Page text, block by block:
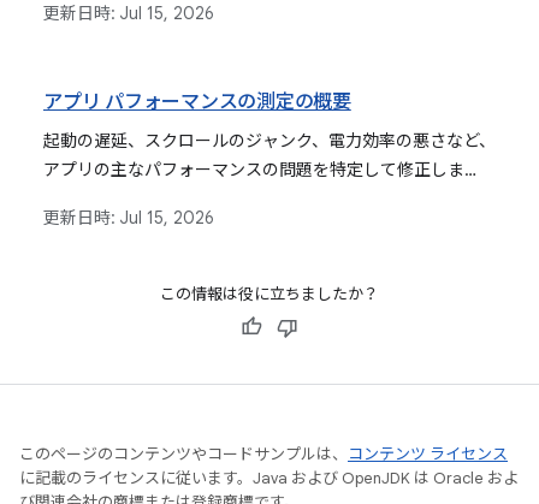
いて説明します。各指標の測定対象と、結果の解釈方法につ
更新日時: Jul 15, 2026
アプリ パフォーマンスの測定の概要
起動の遅延、スクロールのジャンク、電力効率の悪さなど、
アプリの主なパフォーマンスの問題を特定して修正しま
更新日時: Jul 15, 2026
この情報は役に立ちましたか？
このページのコンテンツやコードサンプルは、
コンテンツ ライセンス
に記載のライセンスに従います。Java および OpenJDK は Oracle およ